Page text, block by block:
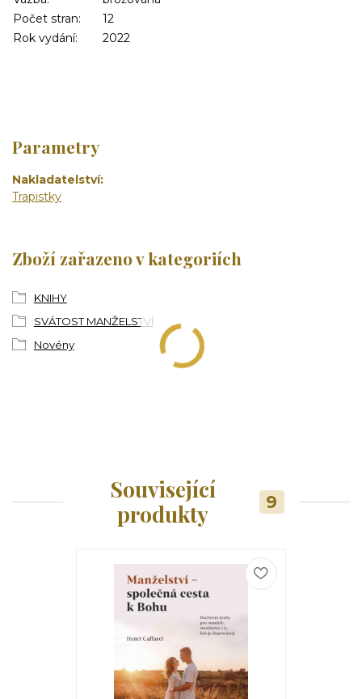
Počet stran:
12
Rok vydání:
2022
Parametry
Nakladatelství
Trapistky
Zboží zařazeno v kategoriích
KNIHY
SVÁTOST MANŽELSTVÍ
Novény
Související
produkty
9